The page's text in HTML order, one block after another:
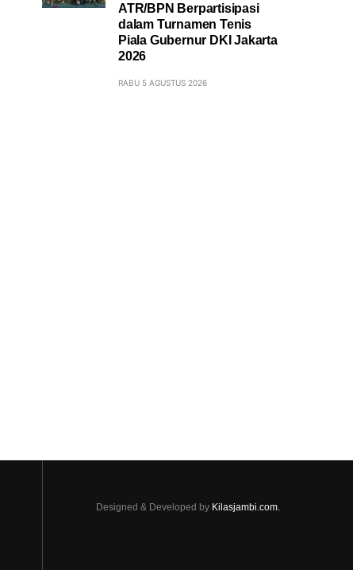
ATR/BPN Berpartisipasi
dalam Turnamen Tenis
Piala Gubernur DKI Jakarta
2026
RABU 5 AGUSTUS 2026
Designed & Developed by Kilasjambi.com.